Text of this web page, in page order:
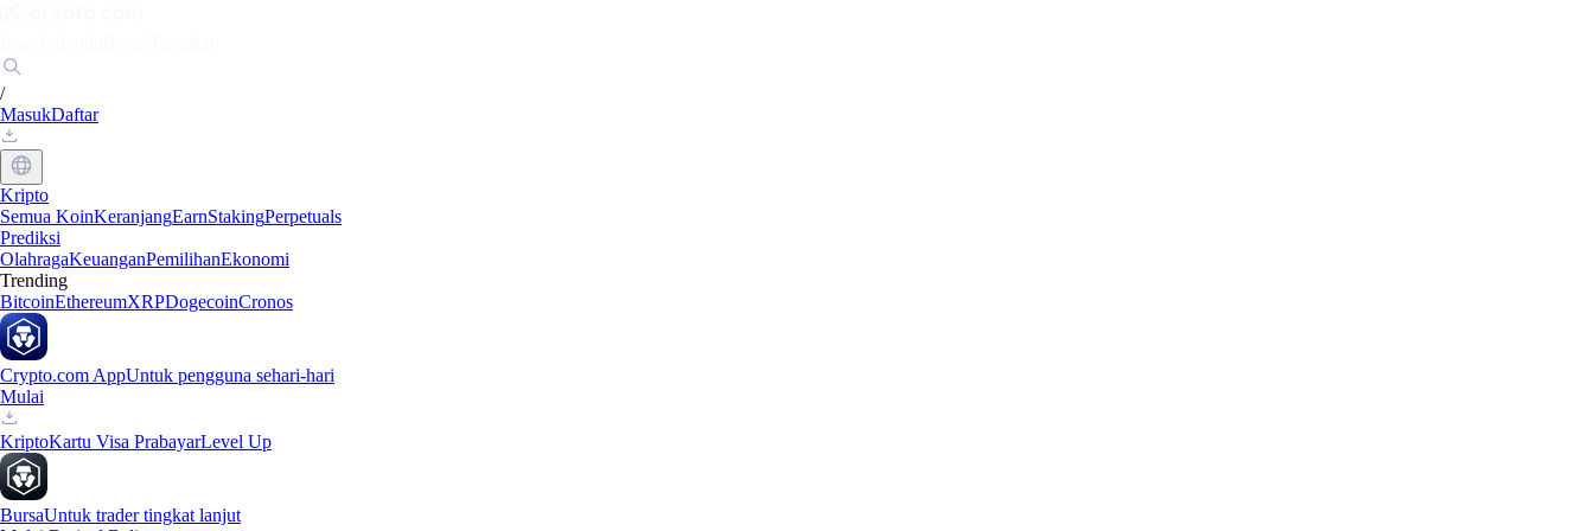
/
MasukDaftar
Kripto
Semua KoinKeranjangEarnStakingPerpetuals
Prediksi
OlahragaKeuanganPemilihanEkonomi
Trending
BitcoinEthereumXRPDogecoinCronos
Crypto.com AppUntuk pengguna sehari-hari
Mulai
KriptoKartu Visa PrabayarLevel Up
BursaUntuk trader tingkat lanjut